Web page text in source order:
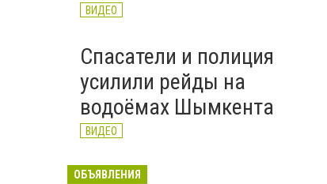
ВИДЕО
Спасатели и полиция
усилили рейды на
водоёмах Шымкента
ВИДЕО
ОБЪЯВЛЕНИЯ